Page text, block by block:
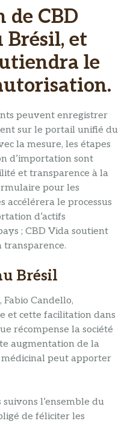
de CBD
Brésil, et
le
peuvent enregistrer
sur le portail unifié du
la mesure, les étapes
d’importation sont
et transparence à la
pour les
accélérera le processus
d’actifs
; CBD Vida soutient
transparence.
Brésil
Fabio Candello,
et cette facilitation dans
récompense la société
augmentation de la
peut apporter
l’ensemble du
de féliciter les